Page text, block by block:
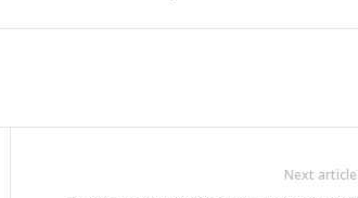
Next article